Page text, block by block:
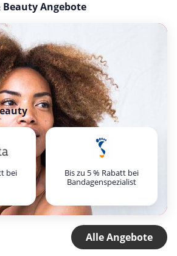
Angebote
bei
Bis zu 5 % Rabatt bei
Bandagenspezialist
Alle Angebote